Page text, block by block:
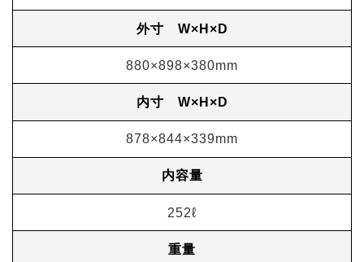
外寸 W×H×D
880×898×380mm
内寸 W×H×D
878×844×339mm
内容量
252ℓ
重量